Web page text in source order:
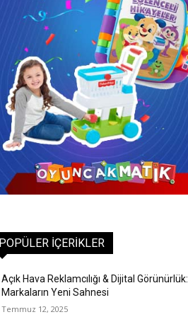
İÇERIKLER
Açık Hava Reklamcılığı & Dijital Görünürlük:
Markaların Yeni Sahnesi
Temmuz 12, 2025